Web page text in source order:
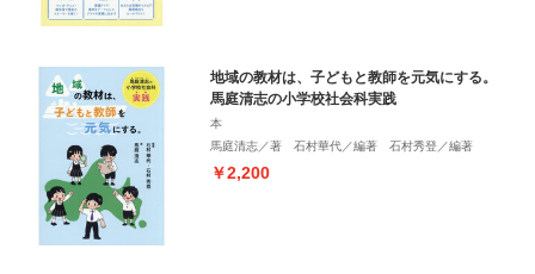
地域の教材は、子どもと教師を元気にする。
馬庭清志の小学校社会科実践
本
馬庭清志／著 石村華代／編著 石村秀登／編著
￥2,200